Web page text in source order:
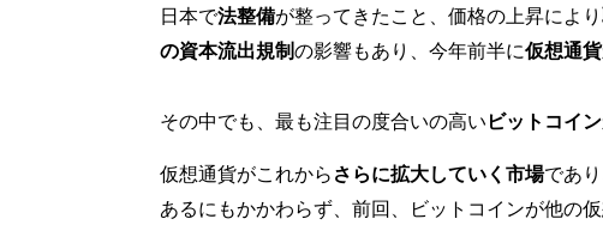
日本で法整備が整ってきたこと、価格の上昇により
の資本流出規制の影響もあり、今年前半に仮想通
その中でも、最も注目の度合いの高い ビットコイ
仮想通貨がこれから さらに拡大していく市場であり
あるにもかかわらず、前回、ビットコインが他の